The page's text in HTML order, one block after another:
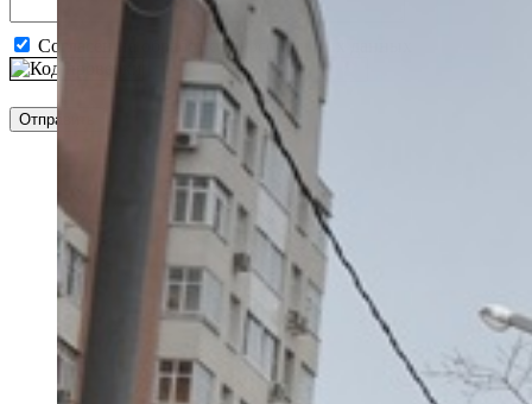
Согласен на обработку персональных данных